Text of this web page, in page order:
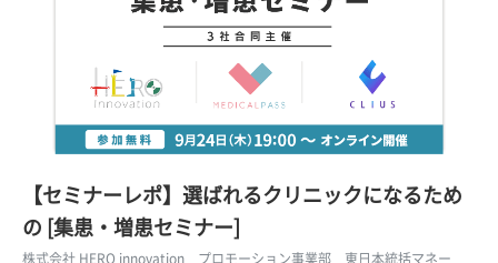
【セミナーレポ】選ばれるクリニックになるため
の [集患・増患セミナー]
株式会社 HERO innovation プロモーション事業部 東日本統括マネー